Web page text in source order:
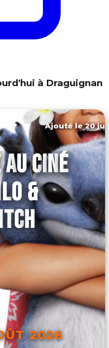
à Draguignan
Ajouté le 20
CINÉ
&
2026